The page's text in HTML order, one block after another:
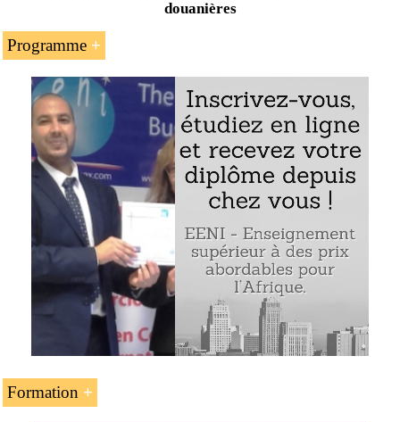
douanières
Programme
L’introduction à l’accord de libre-échange
Mexique- Costa Rica
Les règles d’origine et la teneur en valeur régionale
Le commerce international Mexique-Costa Rica
Les flux d’investissement Costa Rica-Mexique
Formation